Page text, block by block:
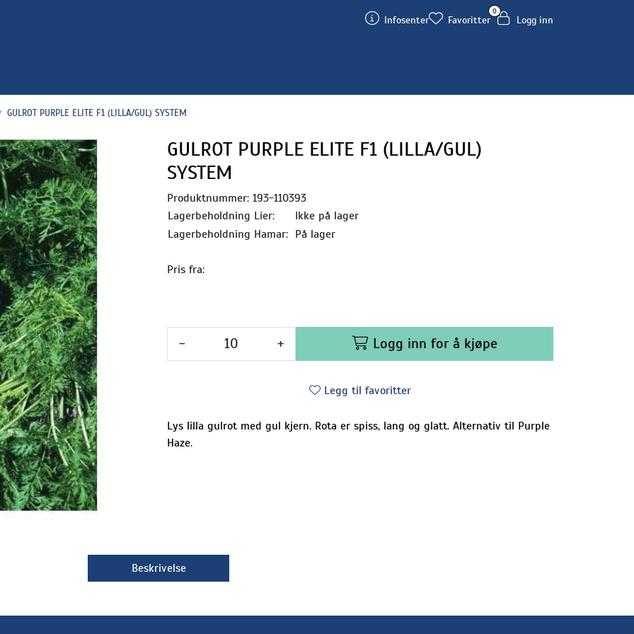
Infosenter
0
Favoritter Logg inn
GULROT PURPLE ELITE F1 (LILLA/GUL) SYSTEM
GULROT PURPLE ELITE F1 (LILLA/GUL)
SYSTEM
Produktnummer: 193-110393
Lagerbeholdning Lier:
Ikke på lager
Lagerbeholdning Hamar: På lager
Pris fra:
- + Logg inn for å kjøpe
Legg til favoritter
Lys lilla gulrot med gul kjern. Rota er spiss, lang og glatt. Alternativ til Purple
Haze.
Beskrivelse